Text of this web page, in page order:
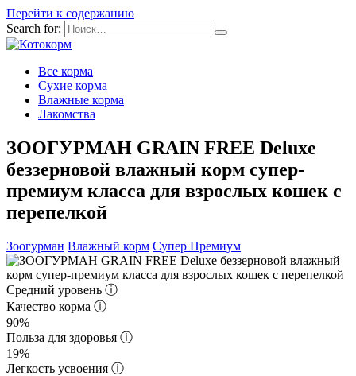
Перейти к содержанию
Search for:
Все корма
Сухие корма
Влажные корма
Лакомства
ЗООГУРМАН GRAIN FREE Deluxe
беззерновой влажный корм супер-
премиум класса для взрослых кошек с
перепелкой
Зоогурман Влажный корм Супер Премиум
Средний уровень ⓘ
Качество корма ⓘ
90%
Польза для здоровья ⓘ
19%
Легкость усвоения ⓘ